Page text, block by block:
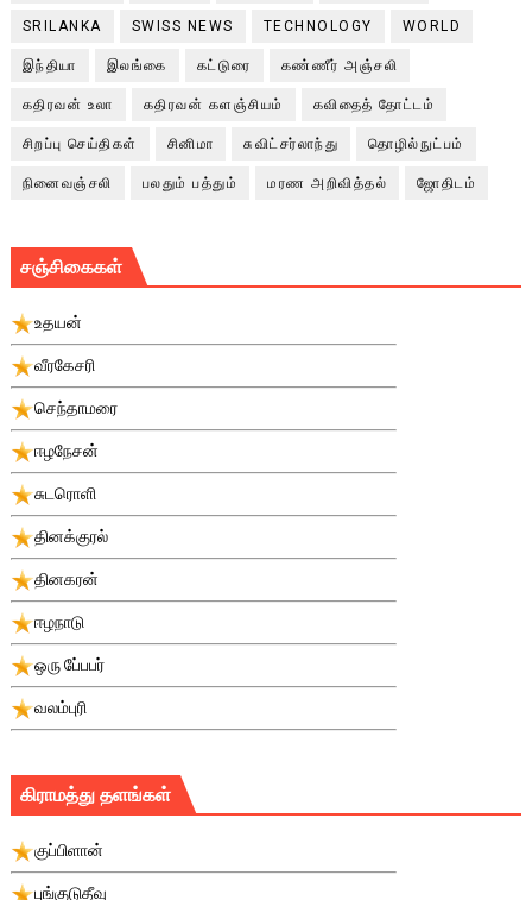
SRILANKA SWISS NEWS TECHNOLOGY WORLD
இந்தியா இலங்கை கட்டுரை கண்ணீர் அஞ்சலி
கதிரவன் உலா கதிரவன் களஞ்சியம் கவிதைத் தோட்டம்
சிறப்பு செய்திகள் சினிமா சுவிட்சர்லாந்து தொழில்நுட்பம்
நினைவஞ்சலி பலதும் பத்தும் மரண அறிவித்தல் ஜோதிடம்
சஞ்சிகைகள்
உதயன்
வீரகேசரி
செந்தாமரை
ஈழநேசன்
சுடரொளி
தினக்குரல்
தினகரன்
ஈழநாடு
ஒரு பே்பபர்
வலம்புரி
கிராமத்து தளங்கள்
குப்பிளான்
புங்குடுதீவு